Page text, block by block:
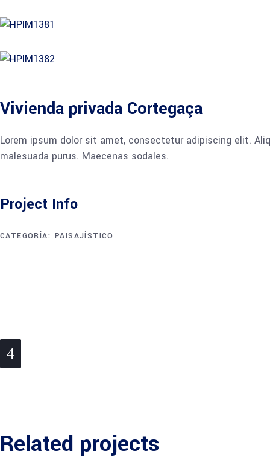
Vivienda privada Cortegaça
Lorem ipsum dolor sit amet, consectetur adipiscing elit.
malesuada purus. Maecenas sodales.
Project Info
CATEGORÍA: PAISAJÍSTICO
Related projects